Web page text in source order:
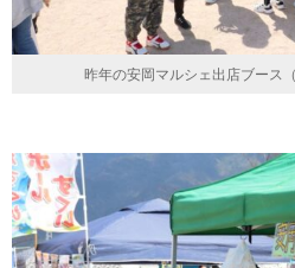
昨年の安岡マルシェ出店ブース